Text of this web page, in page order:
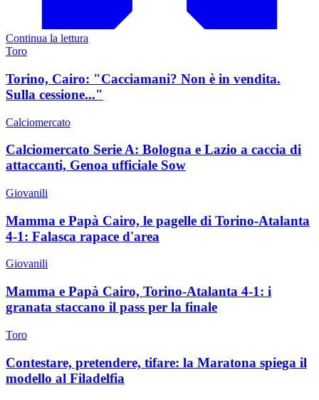
Continua la lettura
Toro
Torino, Cairo: "Cacciamani? Non è in vendita.
Sulla cessione..."
Calciomercato
Calciomercato Serie A: Bologna e Lazio a caccia di
attaccanti, Genoa ufficiale Sow
Giovanili
Mamma e Papà Cairo, le pagelle di Torino-Atalanta
4-1: Falasca rapace d'area
Giovanili
Mamma e Papà Cairo, Torino-Atalanta 4-1: i
granata staccano il pass per la finale
Toro
Contestare, pretendere, tifare: la Maratona spiega il
modello al Filadelfia